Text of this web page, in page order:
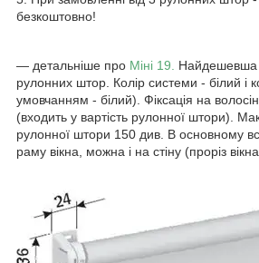
безкоштовно!
― детальніше про Міні 19. Найдешевша
рулонних штор. Колір системи - білий і
умовчанням - білий). Фіксація на
(входить у вартість рулонної штори).
рулонної штори 150 див. В основному
раму вікна, можна і на стіну (проріз